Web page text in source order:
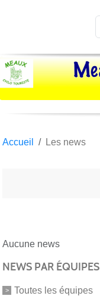
Accueil Les news
Aucune news
NEWS PAR ÉQUIPES
Toutes les équipes